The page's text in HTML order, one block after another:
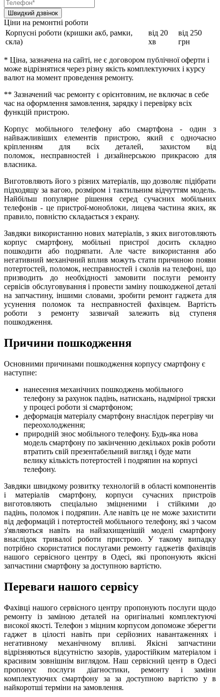
Ціни на ремонтні роботи
Корпусні роботи (кришки акб, рамки,
скла)
від 20
хв
від 250
грн
* Ціна, зазначена на сайті, не є договором публічної оферти і
може відрізнятися через різну якість комплектуючих і курсу
валют на момент проведення ремонту.
** Зазначений час ремонту є орієнтовним, не включає в себе
час на оформлення замовлення, зарядку і перевірку всіх
функцій пристрою.
Корпус мобільного телефону або смартфона - один з
найважливіших елементів пристрою, який є одночасно
кріпленням для всіх деталей, захистом від
поломок, несправностей і дизайнерською прикрасою для
власника.
Виготовляють його з різних матеріалів, що дозволяє підібрати
підходящу за вагою, розміром і тактильним відчуттям модель.
Найбільш популярне рішення серед сучасних мобільних
телефонів - це пристрої-моноблоки, лицева частина яких, як
правило, повністю складається з екрану.
Завдяки використанню нових матеріалів, з яких виготовляють
корпус смартфону, мобільні пристрої досить складно
пошкодити або подряпати. Але часте використання або
негативний механічний вплив можуть стати причиною появи
потертостей, поломок, несправностей і сколів на телефоні, що
призводить до необхідності замовити послуги ремонту
сервісів обслуговування і провести заміну пошкодженої деталі
на запчастину, iншими словами, зробити ремонт гаджета для
усунення поломок та несправностей фахівцем. Вартість
роботи з ремонту зазвичай залежить від ступеня
пошкодження.
Причини пошкодження
Основними причинами пошкодження корпусу смартфону є
наступне:
нанесення механічних пошкоджень мобільного
телефону за рахунок падінь, натискань, надмірної тряски
у процесі роботи зі смартфоном;
деформація матеріалу смартфону внаслідок перегріву чи
переохолодження;
природній знос мобільного телефону. Будь-яка нова
модель смартфону по закінченню декількох років роботи
втратить свій презентабельний вигляд і буде мати
велику кількість потертостей і подряпин на корпусі
телефону.
Завдяки швидкому розвитку технологій в області компонентів
і матеріалів смартфону, корпуси сучасних пристроїв
виготовляють спеціально зміцненими і стійкими до
падінь, поломок і подряпин. Але навіть це не може захистити
від деформацій і потертостей мобільного телефону, які з часом
з'являються навіть на найзахищенішій моделі смартфону
внаслідок тривалої роботи пристрою. У такому випадку
потрібно скористатися послугами ремонту гаджетів фахівців
нашого сервісного центру в Одесі, які пропонують якісні
запчастини смартфону за доступною вартістю.
Переваги нашого сервісу
Фахівці нашого сервісного центру пропонують послуги щодо
ремонту із заміною деталей на оригінальні комплектуючі
високої якості. Телефон з міцним корпусом допоможе зберегти
гаджет в цілості навіть при серйозних навантаженнях і
негативному механічному впливі. Якісні запчастини
відрізняються відсутністю зазорів, ударостійким матеріалом і
красивим зовнішнім виглядом. Наш сервісний центр в Одесі
пропонує послуги діагностики, ремонту і заміни
комплектуючих смартфону за за доступною вартістю у в
найкоротші терміни на замовлення.